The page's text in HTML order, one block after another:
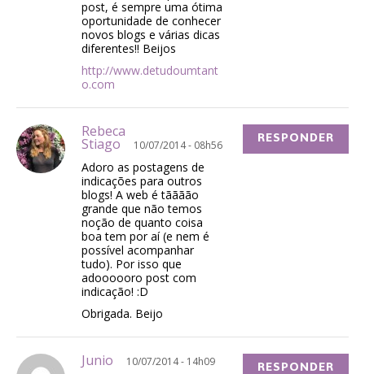
post, é sempre uma ótima
oportunidade de conhecer
novos blogs e várias dicas
diferentes!! Beijos
http://www.detudoumtant
o.com
Rebeca
Stiago 10/07/2014 - 08h56
Adoro as postagens de
indicações para outros
blogs! A web é tãããão
grande que não temos
noção de quanto coisa
boa tem por aí (e nem é
possível acompanhar
tudo). Por isso que
adoooooro post com
indicação! :D
Obrigada. Beijo
RESPONDER
Junio 10/07/2014 - 14h09 RESPONDER